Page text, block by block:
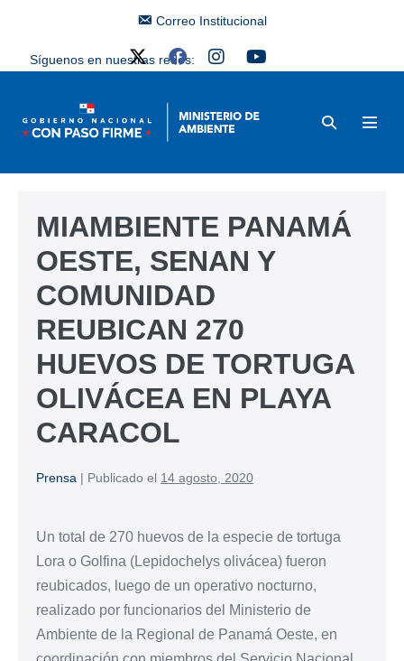
Correo Institucional
Síguenos en nuestras redes:
MIAMBIENTE PANAMÁ
OESTE, SENAN Y
COMUNIDAD
REUBICAN 270
HUEVOS DE TORTUGA
OLIVÁCEA EN PLAYA
CARACOL
Prensa | Publicado el 14 agosto, 2020
Un total de 270 huevos de la especie de tortuga
Lora o Golfina (Lepidochelys olivácea) fueron
reubicados, luego de un operativo nocturno,
realizado por funcionarios del Ministerio de
Ambiente de la Regional de Panamá Oeste, en